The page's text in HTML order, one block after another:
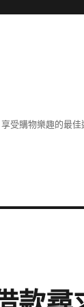
受購物樂趣的最